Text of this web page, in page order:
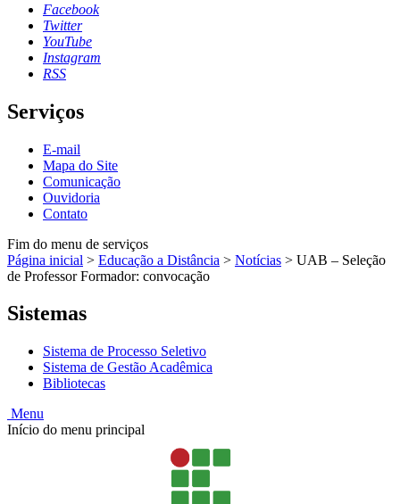
Facebook
Twitter
YouTube
Instagram
RSS
Serviços
E-mail
Mapa do Site
Comunicação
Ouvidoria
Contato
Fim do menu de serviços
Página inicial > Educação a Distância > Notícias > UAB – Seleção
de Professor Formador: convocação
Sistemas
Sistema de Processo Seletivo
Sistema de Gestão Acadêmica
Bibliotecas
Menu
Início do menu principal